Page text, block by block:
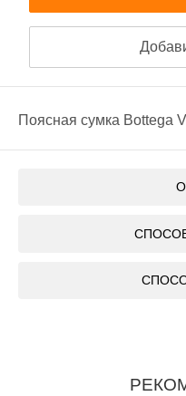
Поясная сумка Bottega